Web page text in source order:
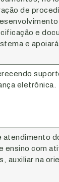
de
e
e
eletrônica.
atendimento
ensino com
auxiliar na